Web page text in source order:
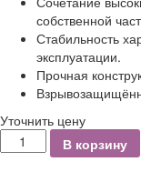
собственной
Стабильность
эксплуатации.
Прочная
Уточнить цену
КоличествоВ корзину